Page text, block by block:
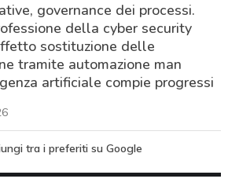
governance dei processi.
della cyber security
sostituzione delle
tramite automazione man
artificiale compie progressi
tra i preferiti su Google